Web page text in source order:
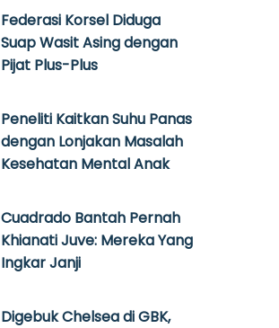
Federasi Korsel Diduga
Suap Wasit Asing dengan
Pijat Plus-Plus
Peneliti Kaitkan Suhu Panas
dengan Lonjakan Masalah
Kesehatan Mental Anak
Cuadrado Bantah Pernah
Khianati Juve: Mereka Yang
Ingkar Janji
Digebuk Chelsea di GBK,